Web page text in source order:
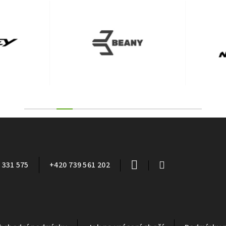
575 +420 739 561 202